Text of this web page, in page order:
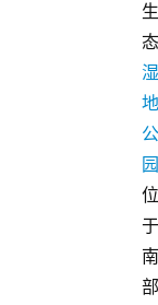
生
态
湿
地
公
园
位
于
南
部